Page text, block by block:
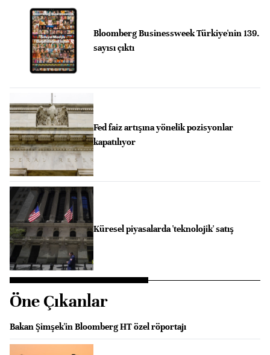
Bloomberg Businessweek Türkiye'nin 139.
sayısı çıktı
Fed faiz artışına yönelik pozisyonlar
kapatılıyor
Küresel piyasalarda 'teknolojik' satış
Öne Çıkanlar
Bakan Şimşek'in Bloomberg HT özel röportajı